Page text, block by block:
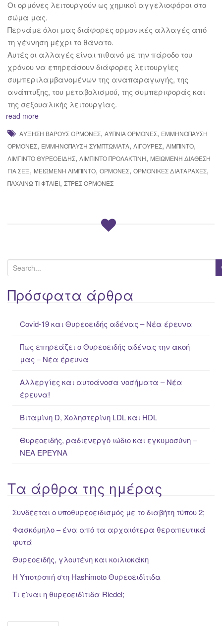
Οι ορμόνες λειτουργούν ως χημικοί αγγελιοφόροι στο
σώμα μας.
Περνάμε όλοι μας διάφορες ορμονικές αλλαγές από
τη γέννηση μέχρι το θάνατο.
Αυτές οι αλλαγές είναι πιθανό με την πάροδο του
χρόνου να επηρεάσουν διάφορες λειτουργίες
συμπεριλαμβανομένων της αναπαραγωγής, της
ανάπτυξης, του μεταβολισμού, της συμπεριφοράς και
της σεξουαλικής λειτουργίας.
read more
ΑΎΞΗΣΗ ΒΆΡΟΥΣ ΟΡΜΌΝΕΣ, ΑΫΠΝΊΑ ΟΡΜΌΝΕΣ, ΕΜΜΗΝΌΠΑΥΣΗ
ΟΡΜΌΝΕΣ, ΕΜΜΗΝΌΠΑΥΣΗ ΣΥΜΠΤΏΜΑΤΑ, ΛΙΓΟΎΡΕΣ, ΛΊΜΠΙΝΤΟ,
ΛΊΜΠΙΝΤΟ ΘΥΡΕΟΕΙΔΉΣ, ΛΊΜΠΙΝΤΟ ΠΡΟΛΑΚΤΊΝΗ, ΜΕΙΩΜΈΝΗ ΔΙΆΘΕΣΗ
ΓΙΑ ΣΕΞ, ΜΕΙΩΜΈΝΗ ΛΊΜΠΙΝΤΟ, ΟΡΜΌΝΕΣ, ΟΡΜΟΝΙΚΈΣ ΔΙΑΤΑΡΑΧΈΣ,
ΠΑΧΑΊΝΩ ΤΙ ΦΤΑΊΕΙ, ΣΤΡΕΣ ΟΡΜΌΝΕΣ
e
a
rΠρόσφατα άρθρα
Covid-19 και Θυρεοειδής αδένας – Νέα έρευνα
Πως επηρεάζει ο Θυρεοειδής αδένας την ακοή
μας – Νέα έρευνα
Αλλεργίες και αυτοάνοσα νοσήματα – Νέα
έρευνα!
Βιταμίνη D, Χοληστερίνη LDL και HDL
Θυρεοειδής, ραδιενεργό ιώδιο και εγκυμοσύνη –
ΝΕΑ ΈΡΕΥΝΑ
Τα άρθρα της ημέρας
Συνδέεται ο υποθυρεοειδισμός με το διαβήτη τύπου 2;
Φασκόμηλο – ένα από τα αρχαιότερα θεραπευτικά
φυτά
Θυρεοειδής, γλουτένη και κοιλιοκάκη
Η Υποτροπή στη Hashimoto Θυρεοειδίτιδα
Τι είναι η θυρεοειδίτιδα Riedel;